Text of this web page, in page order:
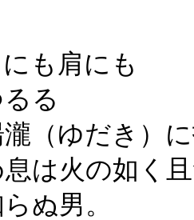
も肩にも
る
（ゆだき）
は火の如く
ぬ男。